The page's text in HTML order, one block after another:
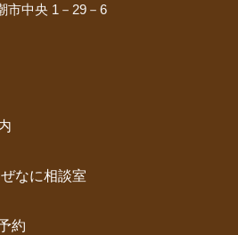
市中央 1－29－6
なに相談室
約